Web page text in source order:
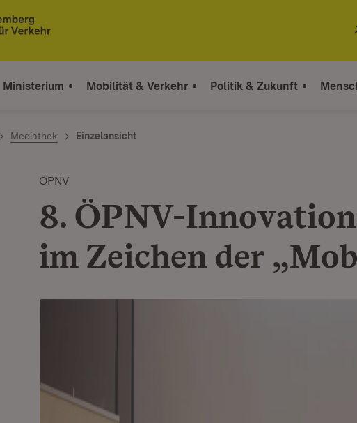
Ministerium Mobilität & Verkehr Politik & Zukunft
Mediathek Einzelansicht
ÖPNV
8. ÖPNV-
im Zeichen der